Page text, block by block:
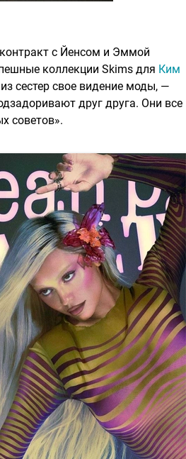
с Йенсом и Эммой
коллекции Skims для Ким
сестер свое видение моды, —
друг друга. Они все
советов».